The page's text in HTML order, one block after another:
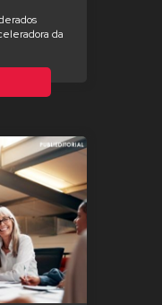
da